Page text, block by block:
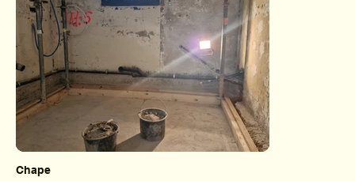
Chape